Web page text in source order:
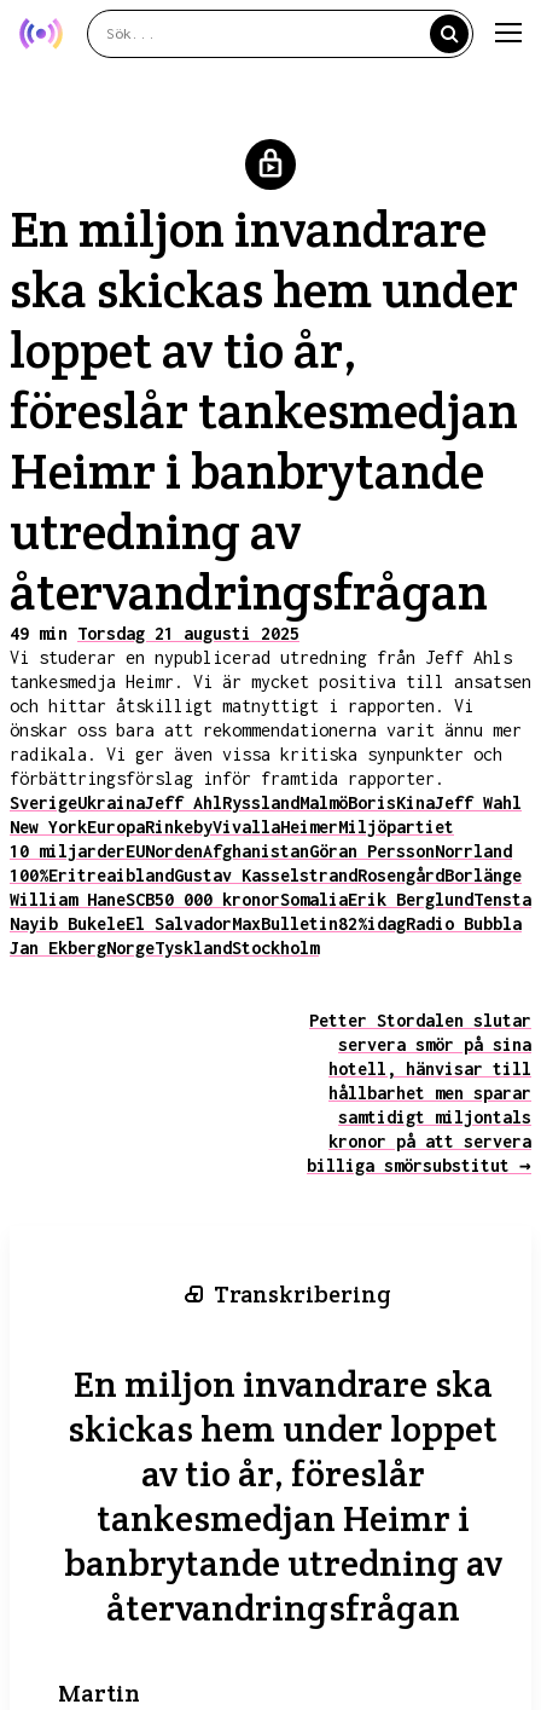
En miljon invandrare
ska skickas hem under
loppet av tio år,
föreslår tankesmedjan
Heimr i banbrytande
utredning av
återvandringsfrågan
49 min Torsdag 21 augusti 2025
Vi studerar en nypublicerad utredning från Jeff Ahls
tankesmedja Heimr. Vi är mycket positiva till ansatsen
och hittar åtskilligt matnyttigt i rapporten. Vi
önskar oss bara att rekommendationerna varit ännu mer
radikala. Vi ger även vissa kritiska synpunkter och
förbättringsförslag inför framtida rapporter.
SverigeUkrainaJeff AhlRysslandMalmöBorisKinaJeff Wahl
New YorkEuropaRinkebyVivallaHeimerMiljöpartiet
10 miljarderEUNordenAfghanistanGöran PerssonNorrland
100%EritreaiblandGustav KasselstrandRosengårdBorlänge
William HaneSCB50 000 kronorSomaliaErik BerglundTensta
Nayib BukeleEl SalvadorMaxBulletin82%idagRadio Bubbla
Jan EkbergNorgeTysklandStockholm
Petter Stordalen slutar
servera smör på sina
hotell, hänvisar till
hållbarhet men sparar
samtidigt miljontals
kronor på att servera
billiga smörsubstitut →
Transkribering
En miljon invandrare ska
skickas hem under loppet
av tio år, föreslår
tankesmedjan Heimr i
banbrytande utredning av
återvandringsfrågan
Martin